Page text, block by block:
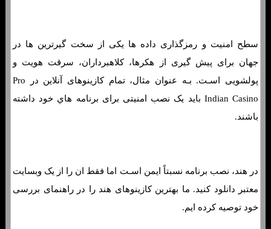
سطح امنیت و رمزگذاری داده ها یکی از سخت گیرترین ها در
جهان برای پیش گیری از هکرها، کلاهبرداران، سرقت هویت و
پولشویی اسـت. بـه عنوان مثال، تمام کازینوهای آنلاین در Pro
Indian Casino باید یک نصب امنیتی برای برنامه هاي‌ خود داشته
باشند.
در هند، نصب برنامه نسبتاً ایمن اسـت اما فقط ان را از یک وبسایت
معتبر دانلود کنید. ما بهترین کازینوهای هند را در راهنمای بررسی
خود توصیه کرده ایم.